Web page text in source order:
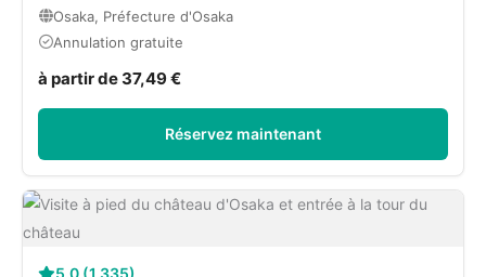
Osaka, Préfecture d'Osaka
Annulation gratuite
à partir de 37,49 €
Réservez maintenant
5,0 (1 335)